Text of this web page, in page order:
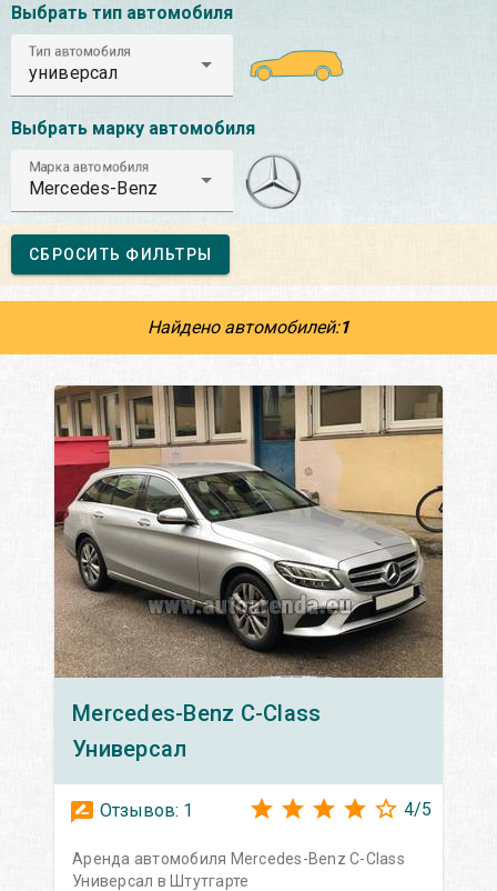
Выбрать тип автомобиля
Тип автомобиля
универсал
Выбрать марку автомобиля
Марка автомобиля
Mercedes-Benz
СБРОСИТЬ ФИЛЬТРЫ
Найдено автомобилей:1
Mercedes-Benz C-Class
Универсал
Отзывов: 1 4/5
Аренда автомобиля Mercedes-Benz C-Class
Универсал в Штутгарте